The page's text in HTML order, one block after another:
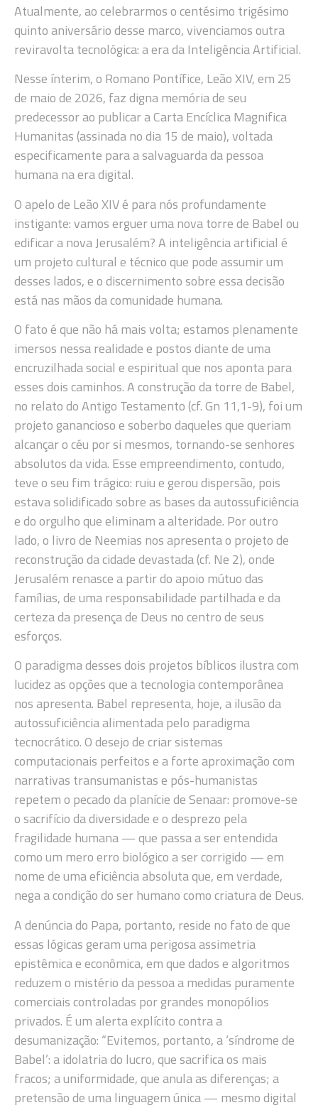
Atualmente, ao celebrarmos o centésimo trigésimo
quinto aniversário desse marco, vivenciamos outra
reviravolta tecnológica: a era da Inteligência Artificial.
Nesse ínterim, o Romano Pontífice, Leão XIV, em 25
de maio de 2026, faz digna memória de seu
predecessor ao publicar a Carta Encíclica Magnifica
Humanitas (assinada no dia 15 de maio), voltada
especificamente para a salvaguarda da pessoa
humana na era digital.
O apelo de Leão XIV é para nós profundamente
instigante: vamos erguer uma nova torre de Babel ou
edificar a nova Jerusalém? A inteligência artificial é
um projeto cultural e técnico que pode assumir um
desses lados, e o discernimento sobre essa decisão
está nas mãos da comunidade humana.
O fato é que não há mais volta; estamos plenamente
imersos nessa realidade e postos diante de uma
encruzilhada social e espiritual que nos aponta para
esses dois caminhos. A construção da torre de Babel,
no relato do Antigo Testamento (cf. Gn 11,1-9), foi um
projeto ganancioso e soberbo daqueles que queriam
alcançar o céu por si mesmos, tornando-se senhores
absolutos da vida. Esse empreendimento, contudo,
teve o seu fim trágico: ruiu e gerou dispersão, pois
estava solidificado sobre as bases da autossuficiência
e do orgulho que eliminam a alteridade. Por outro
lado, o livro de Neemias nos apresenta o projeto de
reconstrução da cidade devastada (cf. Ne 2), onde
Jerusalém renasce a partir do apoio mútuo das
famílias, de uma responsabilidade partilhada e da
certeza da presença de Deus no centro de seus
esforços.
O paradigma desses dois projetos bíblicos ilustra com
lucidez as opções que a tecnologia contemporânea
nos apresenta. Babel representa, hoje, a ilusão da
autossuficiência alimentada pelo paradigma
tecnocrático. O desejo de criar sistemas
computacionais perfeitos e a forte aproximação com
narrativas transumanistas e pós-humanistas
repetem o pecado da planície de Senaar: promove-se
o sacrifício da diversidade e o desprezo pela
fragilidade humana — que passa a ser entendida
como um mero erro biológico a ser corrigido — em
nome de uma eficiência absoluta que, em verdade,
nega a condição do ser humano como criatura de Deus.
A denúncia do Papa, portanto, reside no fato de que
essas lógicas geram uma perigosa assimetria
epistêmica e econômica, em que dados e algoritmos
reduzem o mistério da pessoa a medidas puramente
comerciais controladas por grandes monopólios
privados. É um alerta explícito contra a
desumanização: “Evitemos, portanto, a ‘síndrome de
Babel’: a idolatria do lucro, que sacrifica os mais
fracos; a uniformidade, que anula as diferenças; a
pretensão de uma linguagem única — mesmo digital